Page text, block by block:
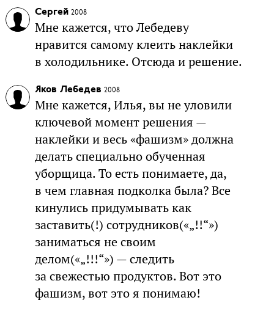
Сергей 2008
Мне кажется, что Лебедеву
нравится самому клеить наклейки
в холодильнике. Отсюда и решение.
Яков Лебедев 2008
Мне кажется, Илья, вы не уловили
ключевой момент решения —
наклейки и весь «фашизм» должна
делать специально обученная
уборщица. То есть понимаете, да,
в чем главная подколка была? Все
кинулись придумывать как
заставить(!) сотрудников(«„!!“»)
заниматься не своим
делом(«„!!!“») — следить
за свежестью продуктов. Вот это
фашизм, вот это я понимаю!